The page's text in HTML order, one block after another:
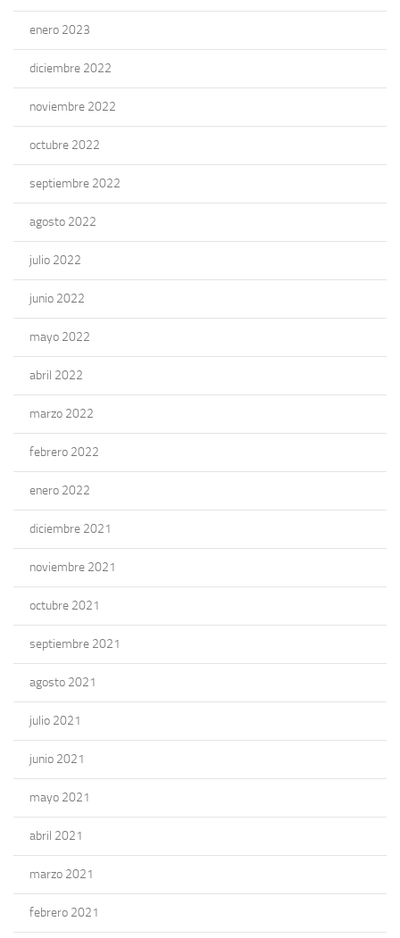
enero 2023
diciembre 2022
noviembre 2022
octubre 2022
septiembre 2022
agosto 2022
julio 2022
junio 2022
mayo 2022
abril 2022
marzo 2022
febrero 2022
enero 2022
diciembre 2021
noviembre 2021
octubre 2021
septiembre 2021
agosto 2021
julio 2021
junio 2021
mayo 2021
abril 2021
marzo 2021
febrero 2021